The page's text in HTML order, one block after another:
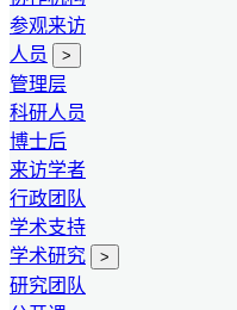
参观来访
人员
>
管理层
科研人员
博士后
来访学者
行政团队
学术支持
学术研究
>
研究团队